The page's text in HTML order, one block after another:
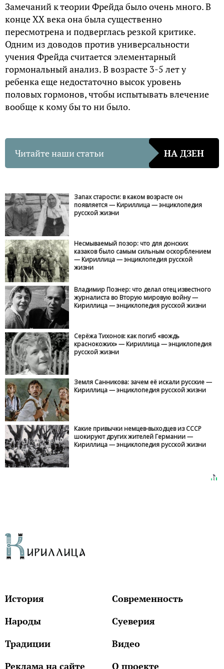
Замечаний к теории Фрейда было очень много. В
конце XX века она была существенно
пересмотрена и подверглась резкой критике.
Одним из доводов против универсальности
учения Фрейда считается элементарный
гормональный анализ. В возрасте 3-5 лет у
ребенка еще недостаточно высок уровень
половых гормонов, чтобы испытывать влечение
вообще к кому бы то ни было.
Читайте наши статьи НА ДЗЕН
Запах старости: в каком возрасте он
появляется — Кириллица — энциклопедия
русской жизни
Несмываемый позор: что для донских
казаков было самым сильным оскорблением
— Кириллица — энциклопедия русской
жизни
Владимир Познер: что делал отец известного
журналиста во Вторую мировую войну —
Кириллица — энциклопедия русской жизни
Серёжа Тихонов: как погиб «вождь
краснокожих» — Кириллица — энциклопедия
русской жизни
Земля Санникова: зачем её искали русские —
Кириллица — энциклопедия русской жизни
Какие привычки немцев-выходцев из СССР
шокируют других жителей Германии —
Кириллица — энциклопедия русской жизни
История
Современность
Народы
Суеверия
Традиции
Видео
Реклама на сайте
О проекте